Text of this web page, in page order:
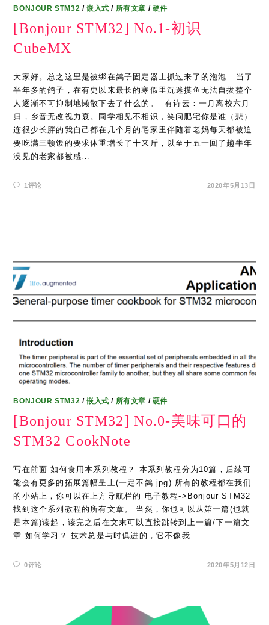
BONJOUR STM32 /嵌入式 / 所有文章 / 硬件
[Bonjour STM32] No.1-初识
CubeMX
大家好。总之这里是被绑在鸽子固定器上抓过来了的泡泡...当了
半年多的鸽子，在有史以来最长的寒假里沉迷摸鱼无法自拔整个
人逐渐不可抑制地懒散下去了什么的。 ​ 有诗云：一月离校六月
归，乡音无改视力衰。同学相见不相识，笑问肥宅你是谁（悲）
连很少长胖的我自己都在几个月的宅家里伴随着老妈每天都被迫
要吃满三顿饭的要求体重增长了十来斤，以至于五一回了趟半年
没见的老家都被感…
1评论 2020年5月13日
BONJOUR STM32 /嵌入式 / 所有文章 / 硬件
[Bonjour STM32] No.0-美味可口的
STM32 CookNote
写在前面 如何食用本系列教程？ 本系列教程分为10篇，后续可
能会有更多的拓展篇幅呈上(一定不鸽.jpg) 所有的教程都在我们
的小站上，你可以在上方导航栏的 电子教程->Bonjour STM32
找到这个系列教程的所有文章。 当然，你也可以从第一篇(也就
是本篇)读起，读完之后在文末可以直接跳转到上一篇/下一篇文
章 如何学习？ 技术总是与时俱进的，它不像我…
0评论 2020年5月12日